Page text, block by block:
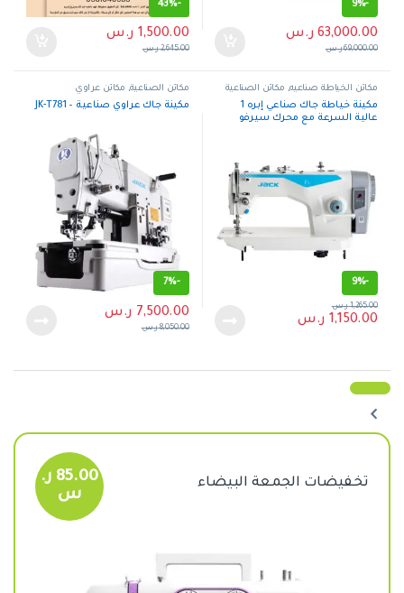
-
9%
63,000.00 ر.س
69,000.00 ر.س
-
43%
1,500.00 ر.س
2,645.00 ر.س
مكائن الخياطة صناعيه, مكائن الصناعية
مكينة خياطة جاك صناعي إبره 1
عالية السرعة مع محرك سيرفو
-
9%
1,150.00 ر.س
1,265.00 ر.س
مكائن الصناعية, مكائن عراوي
مكينة جاك عراوي صناعية – JK-T781
-
7%
7,500.00 ر.س
8,050.00 ر.س
تخفيضات الجمعة البيضاء 85.00 ر.
س